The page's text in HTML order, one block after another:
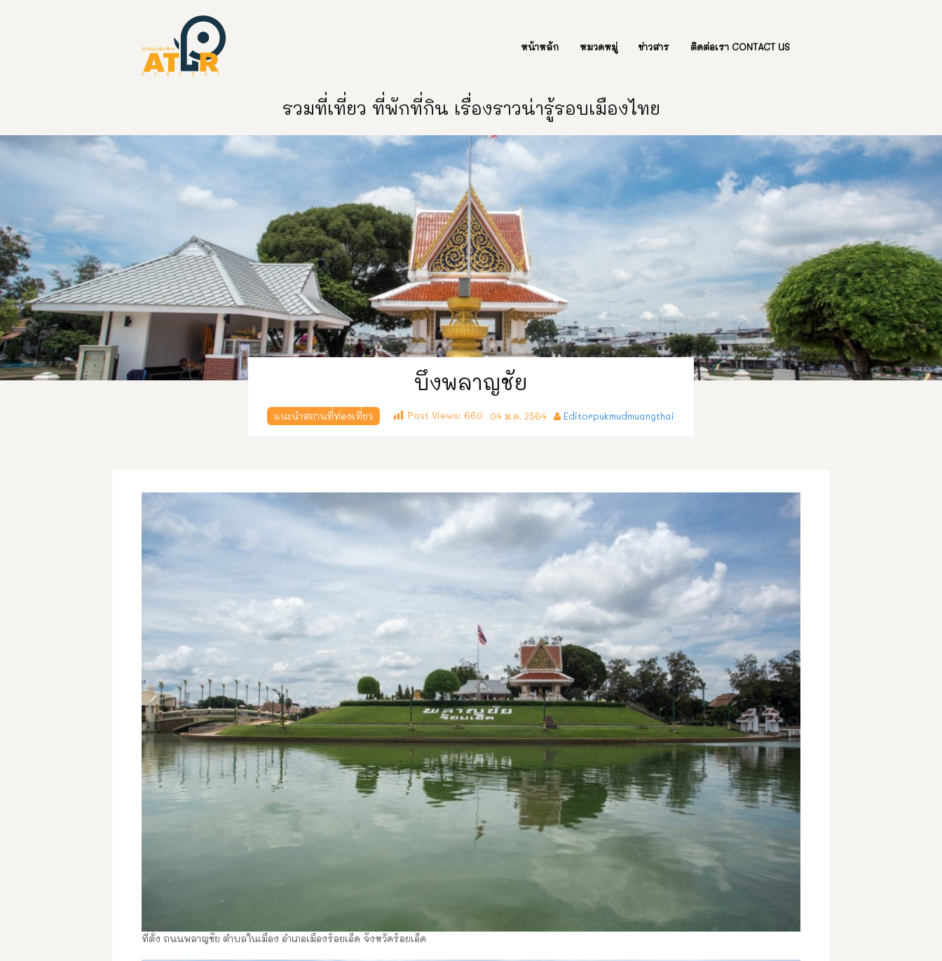
หน้าหลัก หมวดหมู่ ข่าวสาร ติดต่อเรา CONTACT US
รวมที่เที่ยว ที่พักที่กิน เรื่องราวน่ารู้รอบเมืองไทย
บึงพลาญชัย
แนะนำสถานที่ท่องเที่ยว Post Views: 660 04 ม.ค. 2564 Editorpukmudmuangthai
ที่ตั้ง ถนนพลาญชัย ตำบลในเมือง อำเภอเมืองร้อยเอ็ด จังหวัดร้อยเอ็ด